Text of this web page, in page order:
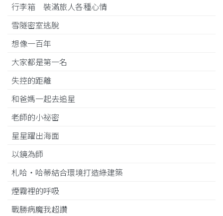
行李箱 裝滿旅人各種心情
雪隧密室逃脫
想像一百年
大家都是第一名
失控的距離
和爸媽一起去追星
老師的小祕密
星星躍出海面
以鏡為師
札哈‧哈蒂結合環境打造綠建築
煙霧裡的呼吸
戰勝病魔我超讚